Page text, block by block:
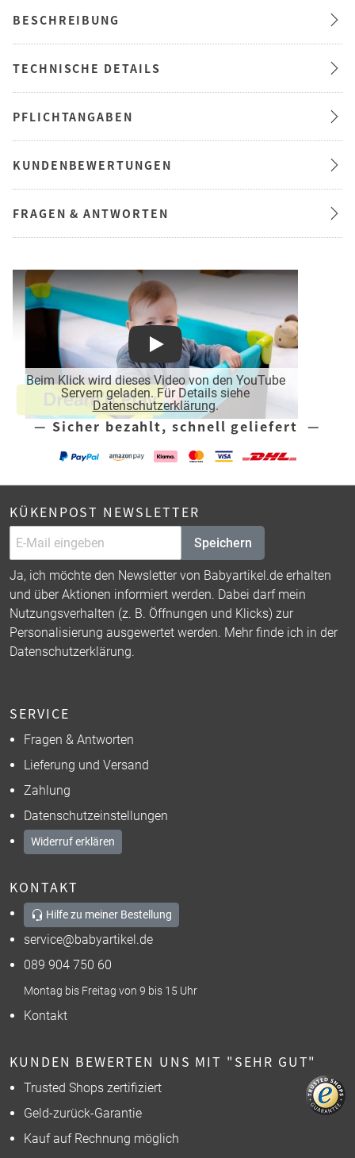
BESCHREIBUNG
TECHNISCHE DETAILS
PFLICHTANGABEN
KUNDENBEWERTUNGEN
FRAGEN & ANTWORTEN
Beim Klick wird dieses Video von den YouTube
Servern geladen. Für Details siehe
Datenschutzerklärung.
Play
— Sicher bezahlt, schnell geliefert —
KÜKENPOST NEWSLETTER
Speichern
Ja, ich möchte den Newsletter von Babyartikel.de erhalten
und über Aktionen informiert werden. Dabei darf mein
Nutzungsverhalten (z. B. Öffnungen und Klicks) zur
Personalisierung ausgewertet werden. Mehr finde ich in der
Datenschutzerklärung.
SERVICE
Fragen & Antworten
Lieferung und Versand
Zahlung
Datenschutzeinstellungen
Widerruf erklären
KONTAKT
Hilfe zu meiner Bestellung
service@babyartikel.de
089 904 750 60
Montag bis Freitag von 9 bis 15 Uhr
Kontakt
KUNDEN BEWERTEN UNS MIT "SEHR GUT"
Trusted Shops zertifiziert
Geld-zurück-Garantie
Kauf auf Rechnung möglich